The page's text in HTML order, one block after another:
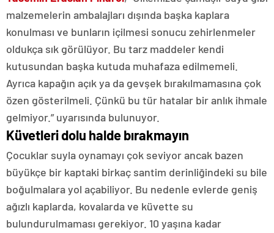
malzemelerin ambalajları dışında başka kaplara
konulması ve bunların içilmesi sonucu zehirlenmeler
oldukça sık görülüyor. Bu tarz maddeler kendi
kutusundan başka kutuda muhafaza edilmemeli.
Ayrıca kapağın açık ya da gevşek bırakılmamasına çok
özen gösterilmeli. Çünkü bu tür hatalar bir anlık ihmale
gelmiyor.” uyarısında bulunuyor.
Küvetleri dolu halde bırakmayın
Çocuklar suyla oynamayı çok seviyor ancak bazen
büyükçe bir kaptaki birkaç santim derinliğindeki su bile
boğulmalara yol açabiliyor. Bu nedenle evlerde geniş
ağızlı kaplarda, kovalarda ve küvette su
bulundurulmaması gerekiyor. 10 yaşına kadar